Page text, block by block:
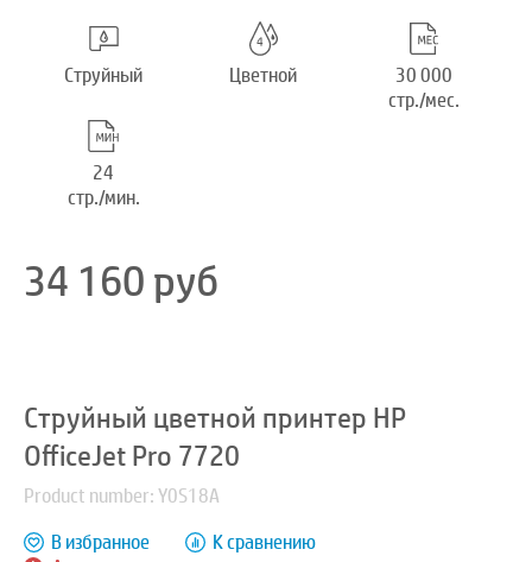
Струйный Цветной
30 000
стр./мес.
24
стр./мин.
34 160руб
Струйный цветной принтер HP
OfficeJet Pro 7720
Product number: Y0S18A
В избранное К сравнению